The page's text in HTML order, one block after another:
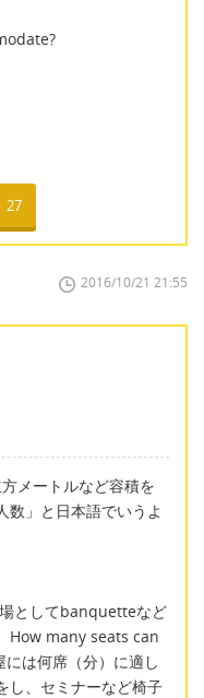
27
2016/10/21 21:55
メートルなど容積を
数」と日本語でいうよ
としてbanquetteなど
How many seats can
は何席（分）に適し
し、セミナーなど椅子